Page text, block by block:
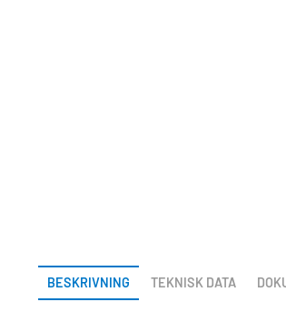
BESKRIVNING TEKNISK DATA